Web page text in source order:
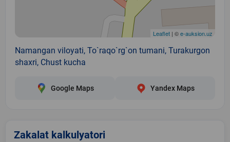
Leaflet | ©e-auksion.uz
Namangan viloyati, To`raqo`rg`on tumani, Turakurgon
shaxri, Chust kucha
Google Maps Yandex Maps
Zakalat kalkulyatori